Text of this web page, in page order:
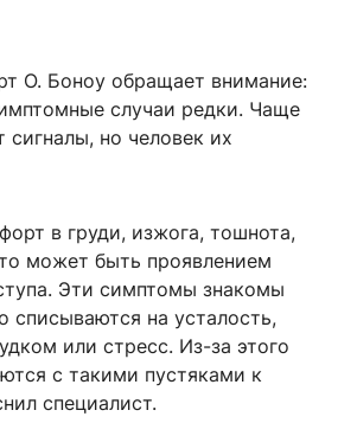
О. Боноу обращает внимание:
случаи редки. Чаще
сигналы, но человек их
в груди, изжога, тошнота,
может быть проявлением
Эти симптомы знакомы
списываются на усталость,
или стресс. Из-за этого
с такими пустяками к
специалист.